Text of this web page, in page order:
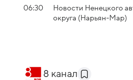
06:30
Новости Ненецкого
округа (Нарьян-Мар)
8 канал